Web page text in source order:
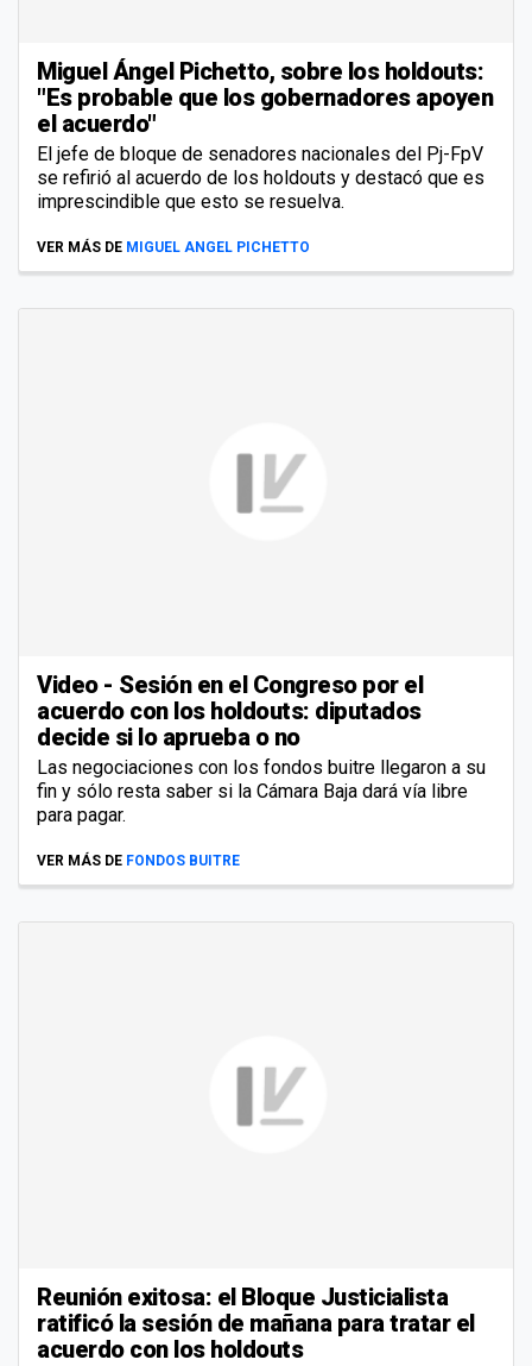
Miguel Ángel Pichetto, sobre los holdouts:
"Es probable que los gobernadores apoyen
el acuerdo"
El jefe de bloque de senadores nacionales del Pj-FpV
se refirió al acuerdo de los holdouts y destacó que es
imprescindible que esto se resuelva.
VER MÁS DE MIGUEL ANGEL PICHETTO
Video - Sesión en el Congreso por el
acuerdo con los holdouts: diputados
decide si lo aprueba o no
Las negociaciones con los fondos buitre llegaron a su
fin y sólo resta saber si la Cámara Baja dará vía libre
para pagar.
VER MÁS DE FONDOS BUITRE
Reunión exitosa: el Bloque Justicialista
ratificó la sesión de mañana para tratar el
acuerdo con los holdouts